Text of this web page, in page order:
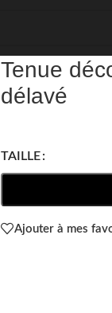
Tenue
délavé
TAILLE
Ajouter à mes